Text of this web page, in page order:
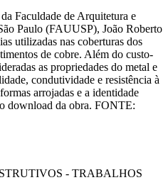
Faculdade de Arquitetura e
Paulo (FAUUSP), João Roberto
utilizadas nas coberturas dos
de cobre. Além do custo-
as propriedades do metal e
condutividade e resistência à
arrojadas e a identidade
download da obra. FONTE:
- TRABALHOS